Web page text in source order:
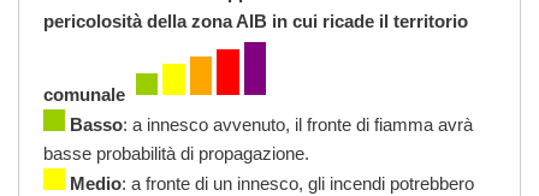
pericolosità della zona AIB in cui ricade il territorio
comunale
Basso: a innesco avvenuto, il fronte di fiamma avrà
basse probabilità di propagazione.
Medio: a fronte di un innesco, gli incendi potrebbero